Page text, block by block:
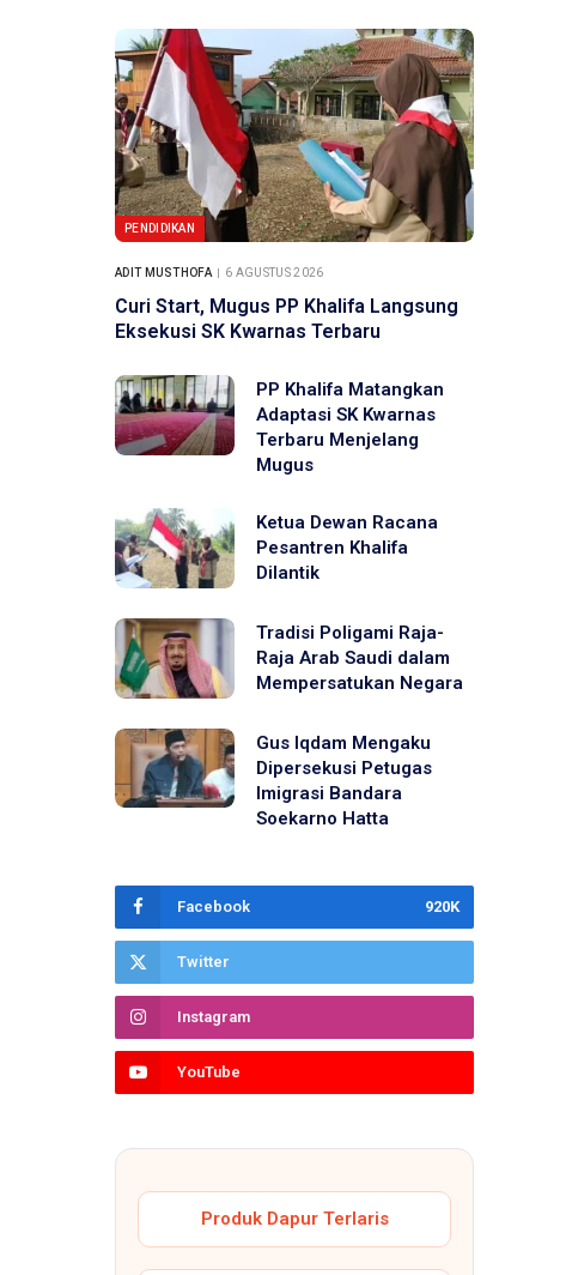
PENDIDIKAN
ADIT MUSTHOFA 6 AGUSTUS 2026
Curi Start, Mugus PP Khalifa Langsung
Eksekusi SK Kwarnas Terbaru
PP Khalifa Matangkan
Adaptasi SK Kwarnas
Terbaru Menjelang
Mugus
Ketua Dewan Racana
Pesantren Khalifa
Dilantik
Tradisi Poligami Raja-
Raja Arab Saudi dalam
Mempersatukan Negara
Gus Iqdam Mengaku
Dipersekusi Petugas
Imigrasi Bandara
Soekarno Hatta
Facebook 920K
Twitter
Instagram
YouTube
Produk Dapur Terlaris